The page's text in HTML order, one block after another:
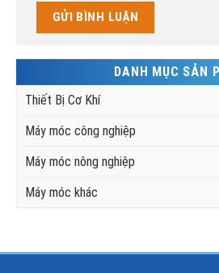
DANH MỤC SẢN
Thiết Bị Cơ Khí
Máy móc công nghiệp
Máy móc nông nghiệp
Máy móc khác